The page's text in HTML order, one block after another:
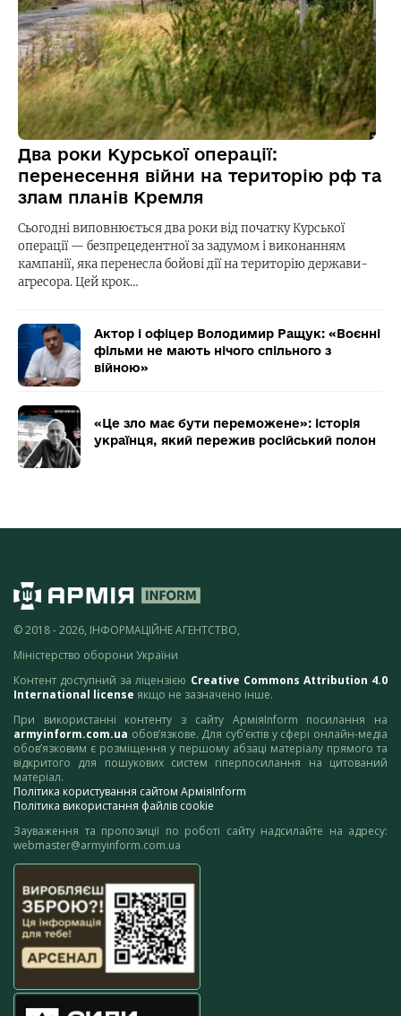
Два роки Курської операції:
перенесення війни на територію рф та
злам планів Кремля
Сьогодні виповнюється два роки від початку Курської
операції — безпрецедентної за задумом і виконанням
кампанії, яка перенесла бойові дії на територію держави-
агресора. Цей крок…
Актор і офіцер Володимир Ращук: «Воєнні
фільми не мають нічого спільного з
війною»
«Це зло має бути переможене»: історія
українця, який пережив російський полон
© 2018 - 2026, ІНФОРМАЦІЙНЕ АГЕНТСТВО,
Міністерство оборони України
Контент доступний за ліцензією Creative Commons Attribution 4.0
International license якщо не зазначено інше.
При використанні контенту з сайту АрміяInform посилання на
armyinform.com.ua обов’язкове. Для суб’єктів у сфері онлайн-медіа
обов’язковим є розміщення у першому абзаці матеріалу прямого та
відкритого для пошукових систем гіперпосилання на цитований
матеріал.
Політика користування сайтом АрміяInform
Політика використання файлів cookie
Зауваження та пропозиції по роботі сайту надсилайте на адресу:
webmaster@armyinform.com.ua